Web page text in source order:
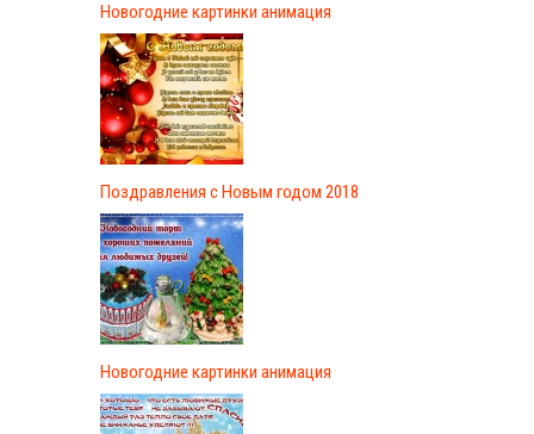
Новогодние картинки анимация
Поздравления с Новым годом 2018
Новогодние картинки анимация